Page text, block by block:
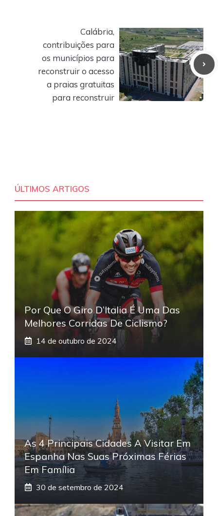
Calábria,
contribuições para
os municípios para
reconstruir o acesso
a praias gratuitas
para reconstruir
ÚLTIMOS ARTIGOS
Por Que O Giro D’Italia É Uma Das
Melhores Corridas De Ciclismo?
14 de outubro de 2024
As 4 Principais Cidades A Visitar Em
Espanha Nas Suas Próximas Férias
Em Família
30 de setembro de 2024